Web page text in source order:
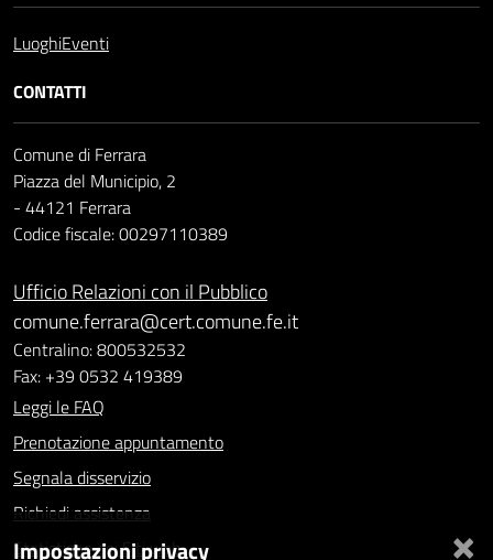
LuoghiEventi
CONTATTI
Comune di Ferrara
Piazza del Municipio, 2
- 44121 Ferrara
Codice fiscale: 00297110389
Ufficio Relazioni con il Pubblico
comune.ferrara@cert.comune.fe.it
Centralino: 800532532
Fax: +39 0532 419389
Leggi le FAQ
Prenotazione appuntamento
Segnala disservizio
Richiedi assistenza
Statistiche dei Siti web
×
Impostazioni privacy